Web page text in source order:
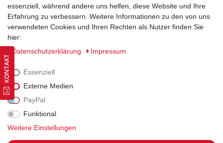
Widerrufsrecht | Datenschutzerklärung | AGB | Impressum
essenziell, während andere uns helfen, diese Website und Ihre
Erfahrung zu verbessern. Weitere Informationen zu den von uns
verwendeten Cookies und Ihren Rechten als Nutzer finden Sie
hier:
Daten­schutz­erklärung
Impressum
Essenziell
Externe Medien
PayPal
Funktional
Weitere Einstellungen